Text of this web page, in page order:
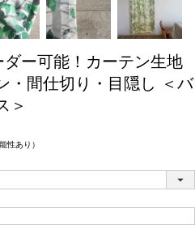
ー可能！カーテン生地
・間仕切り・目隠し ＜バ
＞
性あり）